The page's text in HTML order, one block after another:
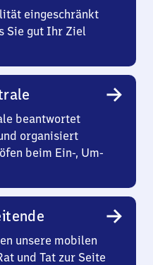
eingeschränkt
Sie gut Ihr Ziel
beantwortet
organisiert
beim Ein-, Um-
unsere mobilen
und Tat zur Seite